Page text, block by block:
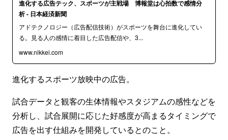
進化する広告テック、スポーツが主戦場 博報堂は心拍数で感情分
析 - 日本経済新聞
アドテクノロジー（広告配信技術）がスポーツを舞台に進化してい
る。見る人の感情に着目した広告配信や、3...
www.nikkei.com
進化するスポーツ放映中の広告。
試合データと観客の生体情報やスタジアムの感性などを
分析し、試合展開に応じた好感度が高まるタイミングで
広告を出す仕組みを開発しているとのこと。